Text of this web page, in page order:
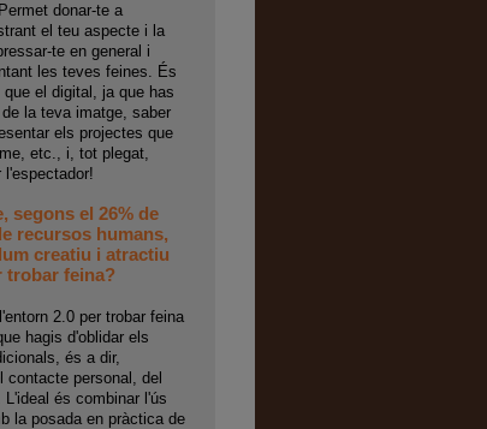
donar-te a
el teu aspecte i la
te en general i
les teves feines. És
que el digital, ja que has
la teva imatge, saber
els projectes que
etc., i, tot plegat,
l'espectador!
segons el 26% de
recursos humans,
creatiu i atractiu
trobar feina?
2.0 per trobar feina
hagis d'oblidar els
és a dir,
contacte personal, del
L'ideal és combinar l'ús
la posada en pràctica de